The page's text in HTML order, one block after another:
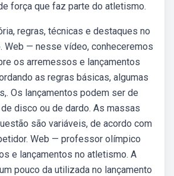
força que faz parte do atletismo.
regras, técnicas e destaques no
Web — nesse vídeo, conheceremos
os arremessos e lançamentos
as regras básicas, algumas
Os lançamentos podem ser de
disco ou de dardo. As massas
são variáveis, de acordo com
Web — professor olímpico
e lançamentos no atletismo. A
pouco da utilizada no lançamento